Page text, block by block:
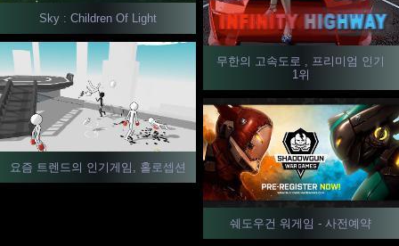
Sky : Children Of Light
무한의 고속도로 , 프리미엄 인기
1위
요즘 트렌드의 인기게임, 홀로셉션
쉐도우건 워게임 - 사전예약